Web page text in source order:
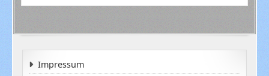
Impressum